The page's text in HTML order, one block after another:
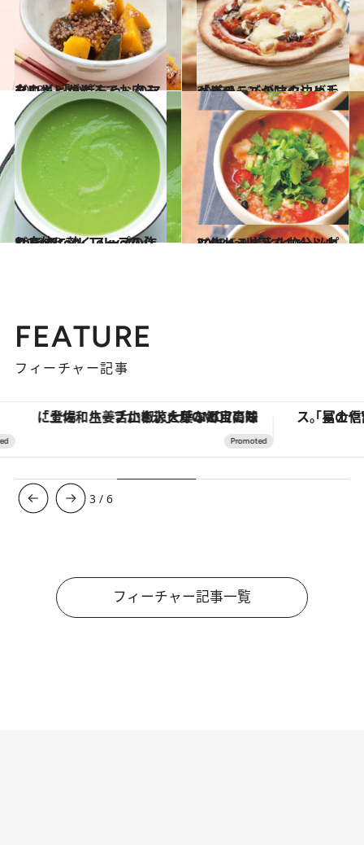
2013.12.13
タカキビがまるでお肉みたい！ 「かぼちゃ」のマクロビレシピ
グルメ 2013.11.26
ベジチーズが味の決め手 「きのこ」のマクロビレシピ
グルメ
2013.10.30
Soup Stock Tokyoの心と身体に効くスープの作り方
グルメ 2013.5.9
300kcal以下で10分以内に作れる炭水化物レシピ
グルメ
FEATURE
フィーチャー記事
「土佐和ハーブかき氷」がOMO7高知に登場！生姜、山椒、大葉など目にも舌にも涼を呼ぶ郷土の味
3 /6
フィーチャー記事一覧